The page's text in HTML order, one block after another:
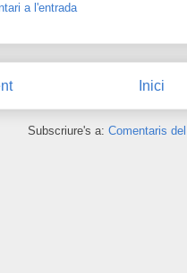
a l'entrada
Inici
Subscriure's a: Comentaris